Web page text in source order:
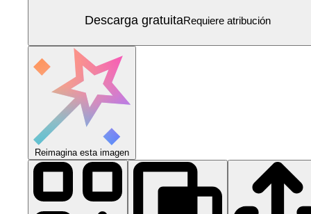
Descarga gratuitaRequiere atribución
Reimagina esta imagen